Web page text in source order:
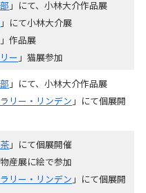
」にて、小林大介作品展
」にて小林大介展
作品展
ー 」猫展参加
」にて、小林大介作品展
リー・リンデン 」にて個展開
」にて個展開催
産展に絵で参加
リー・リンデン 」にて個展開